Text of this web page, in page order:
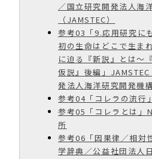
／国立研究開発法人海
（JAMSTEC）
参考03「9.応用研究に
初の生命はどこで生ま
に迫る『新説』とは～
仮説』後編」
発法人海洋研究開発機
参考04「コレラの流行
参考05「コレラとは」
所
参考06「因果律／相対
学辞典／公益社団法人